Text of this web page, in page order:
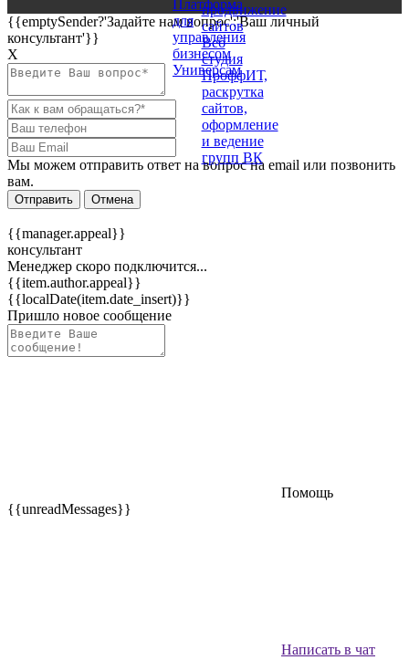
{{emptySender?'Задайте нам вопрос':'Ваш личный
консультант'}}
Х
Мы можем отправить ответ на вопрос на email или позвонить
вам.
Отправить Отмена
{{manager.appeal}}
консультант
Менеджер скоро подключится...
{{item.author.appeal}}
{{localDate(item.date_insert)}}
Пришло новое сообщение
Помощь
{{unreadMessages}}
Написать в чат